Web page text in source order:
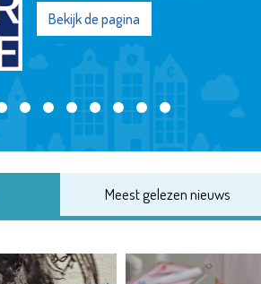
Bekijk de pagina
Meest gelezen nieuws